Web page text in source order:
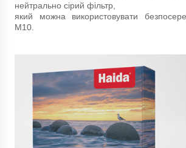
нейтрально сірий фільтр,
який можна використовувати
М10.